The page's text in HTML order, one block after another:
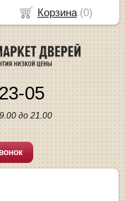
05
до 21.00
Корзина(0)